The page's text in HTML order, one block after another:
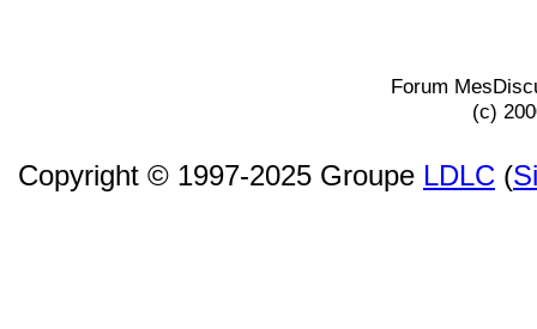
Forum
(c)
Copyright © 1997-2025 Groupe LDLC (